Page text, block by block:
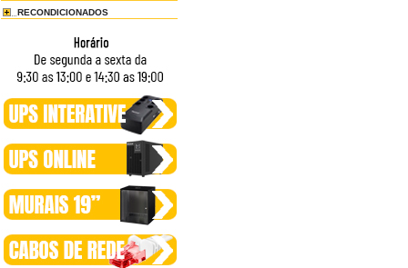
RECONDICIONADOS